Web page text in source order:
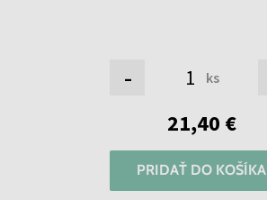
- ks
21,40 €
PRIDAŤ DO KOŠÍKA